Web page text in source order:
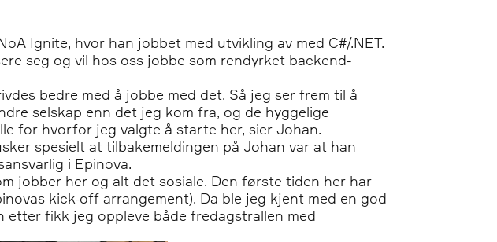
Ignite, hvor han jobbet med utvikling av med C#/.NET.
seg og vil hos oss jobbe som rendyrket backend-
bedre med å jobbe med det. Så jeg ser frem til å
selskap enn det jeg kom fra, og de hyggelige
for hvorfor jeg valgte å starte her, sier Johan.
spesielt at tilbakemeldingen på Johan var at han
i Epinova.
jobber her og alt det sosiale. Den første tiden her har
kick-off arrangement). Da ble jeg kjent med en god
etter fikk jeg oppleve både fredagstrallen med